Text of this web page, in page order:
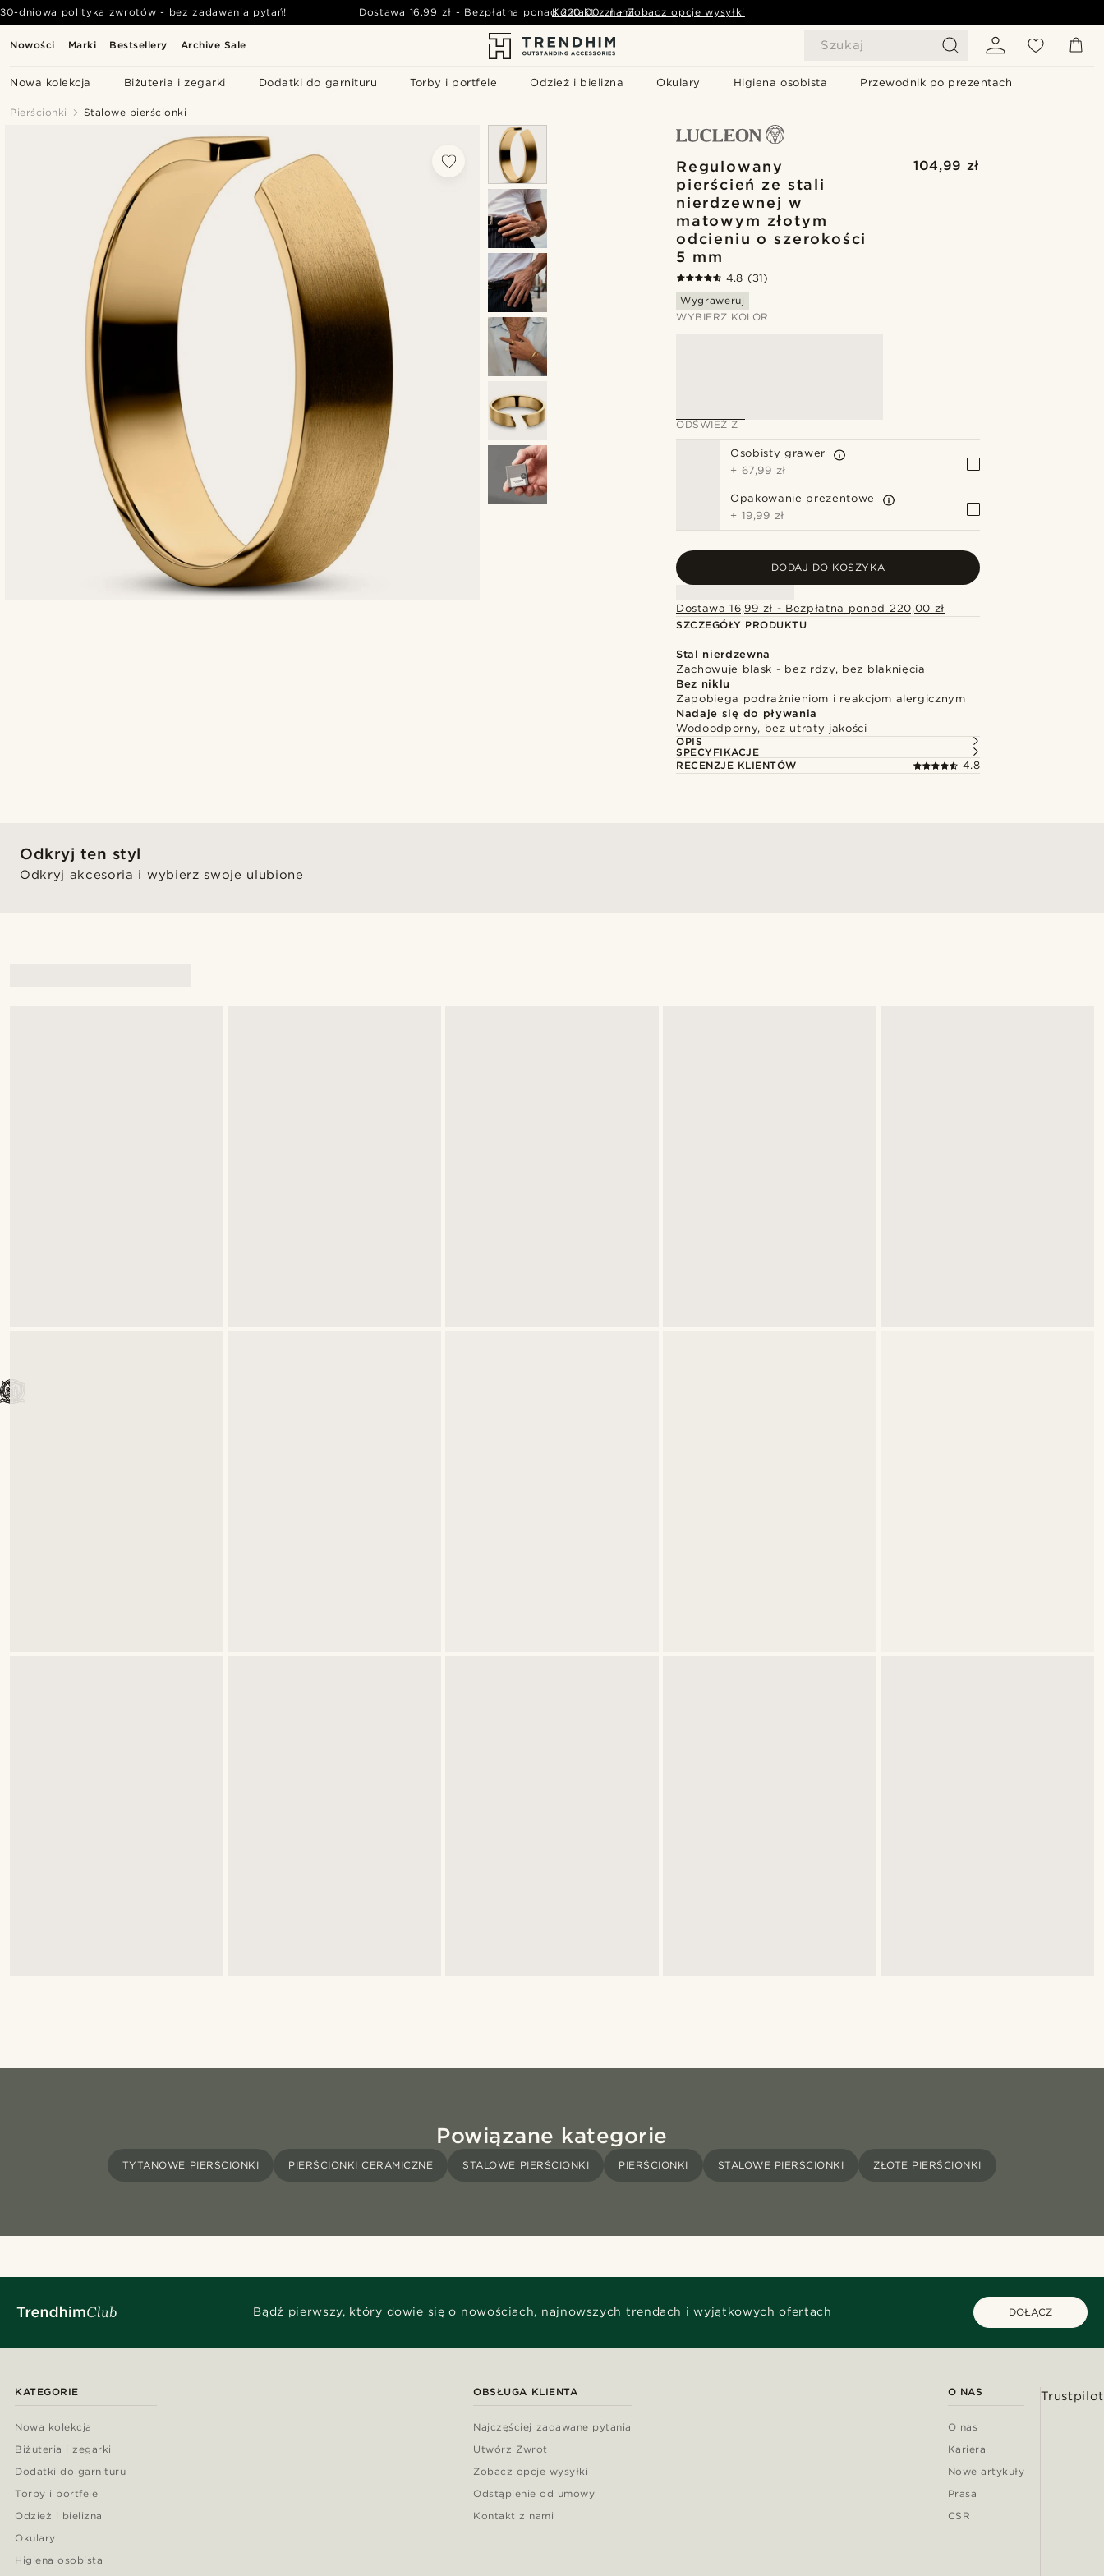
Nowości Marki Bestsellery Archive Sale Szukaj
Nowa kolekcja Biżuteria i zegarki Dodatki do garnituru Torby i portfele Odzież i bielizna Okulary Higiena osobista Przewodnik po prezentach
30-dniowa polityka zwrotów - bez zadawania pytań! Dostawa 16,99 zł - Bezpłatna ponad 220,00 zł - Zobacz opcje wysyłki
Kontakt z nami
Pierścionki Stalowe pierścionki
Regulowany
pierścień ze stali
nierdzewnej w
matowym złotym
odcieniu o szerokości
5 mm
104,99 zł
4.8 (31)
Wygraweruj
WYBIERZ KOLOR
ODŚWIEŻ Z
Osobisty grawer
+ 67,99 zł
Opakowanie prezentowe
+ 19,99 zł
DODAJ DO KOSZYKA
Dostawa 16,99 zł - Bezpłatna ponad 220,00 zł
SZCZEGÓŁY PRODUKTU
Stal nierdzewna
Zachowuje blask - bez rdzy, bez blaknięcia
Bez niklu
Zapobiega podrażnieniom i reakcjom alergicznym
Nadaje się do pływania
Wodoodporny, bez utraty jakości
OPIS
SPECYFIKACJE
RECENZJE KLIENTÓW
4.8
Odkryj ten styl
Odkryj akcesoria i wybierz swoje ulubione
Powiązane kategorie
TYTANOWE PIERŚCIONKI PIERŚCIONKI CERAMICZNE STALOWE PIERŚCIONKI PIERŚCIONKI STALOWE PIERŚCIONKI ZŁOTE PIERŚCIONKI
Bądź pierwszy, który dowie się o nowościach, najnowszych trendach i wyjątkowych ofertach DOŁĄCZ
KATEGORIE
Nowa kolekcja
Biżuteria i zegarki
Dodatki do garnituru
Torby i portfele
Odzież i bielizna
Okulary
Higiena osobista
OBSŁUGA KLIENTA
Najczęściej zadawane pytania
Utwórz Zwrot
Zobacz opcje wysyłki
Odstąpienie od umowy
Kontakt z nami
O NAS
O nas
Kariera
Nowe artykuły
Prasa
CSR
Trustpilot